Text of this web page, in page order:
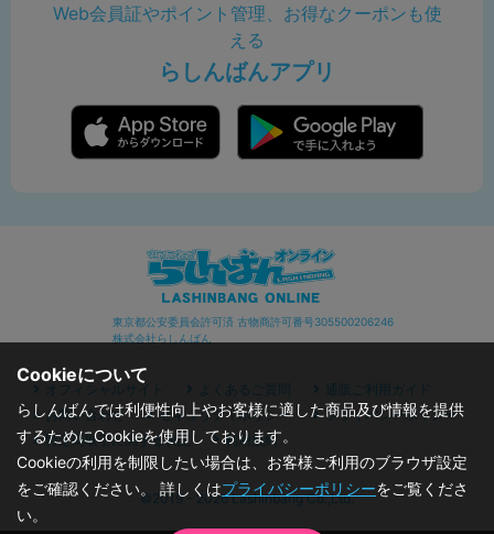
Web会員証やポイント管理、お得なクーポンも使
える
らしんばんアプリ
東京都公安委員会許可済 古物商許可番号305500206246
株式会社らしんばん
オフィシャルサイト よくあるご質問
通販ご利用ガイド
お問い合わせ
セキュリティポリシー
プライバシーポリシー
特定商取引に関する表記
利用規約
©2019 - 2026 Lashinbang Co.,Ltd.
Cookieについて
らしんばんでは利便性向上やお客様に適した商品及び情報を提供
するためにCookieを使用しております。
Cookieの利用を制限したい場合は、お客様ご利用のブラウザ設定
をご確認ください。 詳しくはプライバシーポリシーをご覧くださ
い。